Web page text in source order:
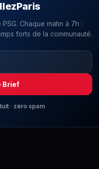
Chaque matin à 7h :
forts de la communauté.
Brief
· zéro spam